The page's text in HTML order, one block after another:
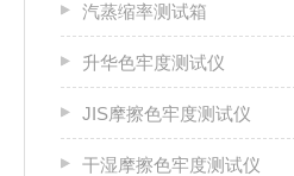
汽蒸缩率测试箱
升华色牢度测试仪
JIS摩擦色牢度测试仪
干湿摩擦色牢度测试仪